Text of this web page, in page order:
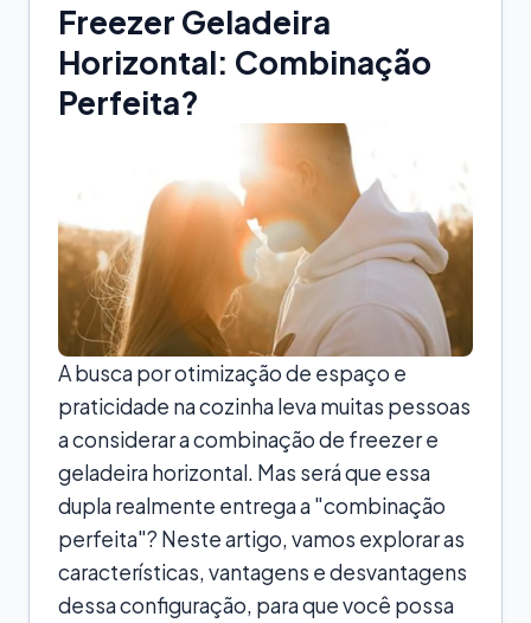
Freezer Geladeira
Horizontal: Combinação
Perfeita?
A busca por otimização de espaço e
praticidade na cozinha leva muitas pessoas
a considerar a combinação de freezer e
geladeira horizontal. Mas será que essa
dupla realmente entrega a "combinação
perfeita"? Neste artigo, vamos explorar as
características, vantagens e desvantagens
dessa configuração, para que você possa